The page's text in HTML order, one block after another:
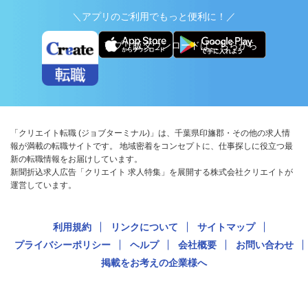
＼アプリのご利用でもっと便利に！／
アプリ版ダウンロードはこちらから
「クリエイト転職 (ジョブターミナル)」は、千葉県印旛郡・その他の求人情
報が満載の転職サイトです。 地域密着をコンセプトに、仕事探しに役立つ最
新の転職情報をお届けしています。
新聞折込求人広告「クリエイト 求人特集」を展開する株式会社クリエイトが
運営しています。
利用規約 リンクについて
サイトマップ
プライバシーポリシー
ヘルプ 会社概要
お問い合わせ
掲載をお考えの企業様へ